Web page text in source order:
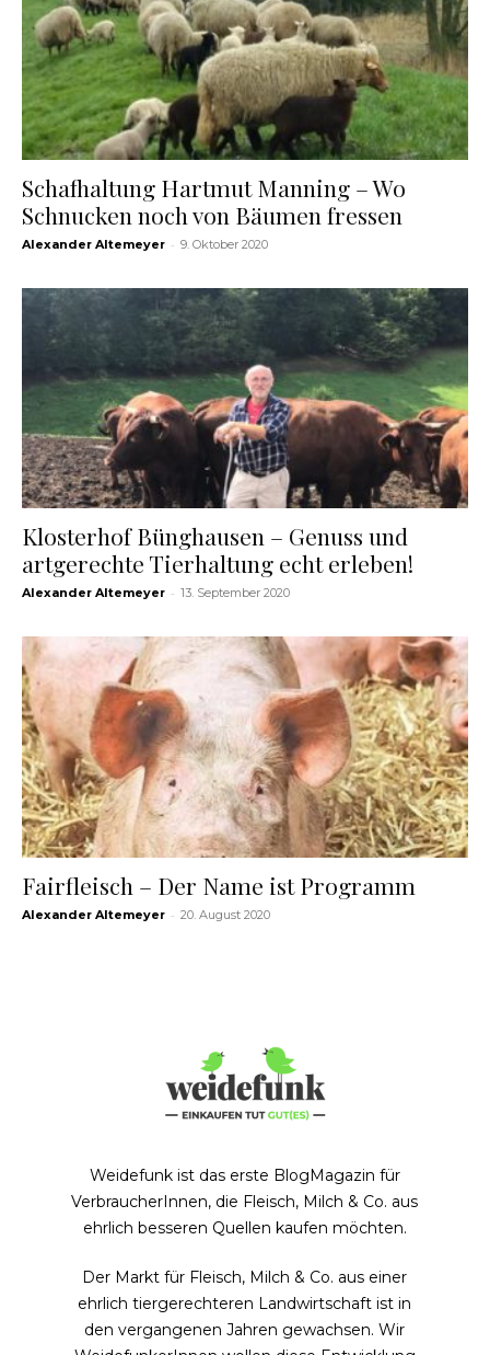
Schafhaltung Hartmut Manning – Wo
Schnucken noch von Bäumen fressen
Alexander Altemeyer - 9. Oktober 2020
Klosterhof Bünghausen – Genuss und
artgerechte Tierhaltung echt erleben!
Alexander Altemeyer - 13. September 2020
Fairfleisch – Der Name ist Programm
Alexander Altemeyer - 20. August 2020
Weidefunk ist das erste BlogMagazin für
VerbraucherInnen, die Fleisch, Milch & Co. aus
ehrlich besseren Quellen kaufen möchten.
Der Markt für Fleisch, Milch & Co. aus einer
ehrlich tiergerechteren Landwirtschaft ist in
den vergangenen Jahren gewachsen. Wir